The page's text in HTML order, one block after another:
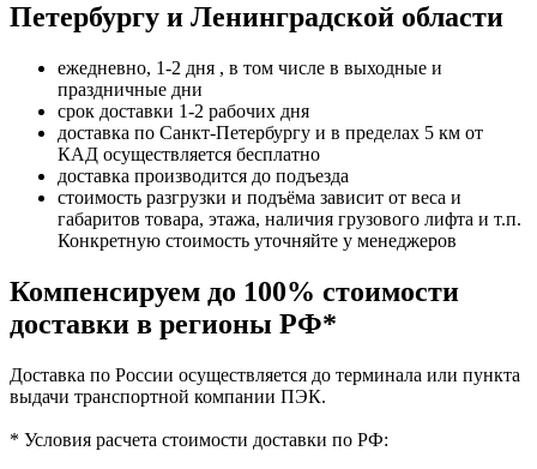
Петербургу и Ленинградской области
ежедневно, 1-2 дня , в том числе в выходные и
праздничные дни
срок доставки 1-2 рабочих дня
доставка по Санкт-Петербургу и в пределах 5 км от
КАД осуществляется бесплатно
доставка производится до подъезда
стоимость разгрузки и подъёма зависит от веса и
габаритов товара, этажа, наличия грузового лифта и т.п.
Конкретную стоимость уточняйте у менеджеров
Компенсируем до 100% стоимости
доставки в регионы РФ*
Доставка по России осуществляется до терминала или пункта
выдачи транспортной компании ПЭК.
* Условия расчета стоимости доставки по РФ: